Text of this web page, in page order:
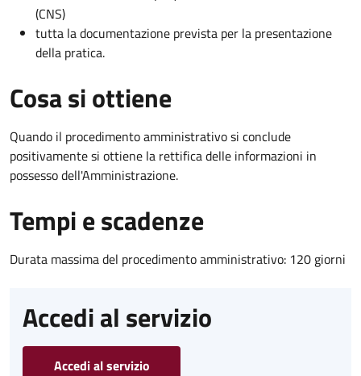
(CNS)
tutta la documentazione prevista per la presentazione
della pratica.
Cosa si ottiene
Quando il procedimento amministrativo si conclude
positivamente si ottiene la rettifica delle informazioni in
possesso dell'Amministrazione.
Tempi e scadenze
Durata massima del procedimento amministrativo: 120 giorni
Accedi al servizio
Accedi al servizio